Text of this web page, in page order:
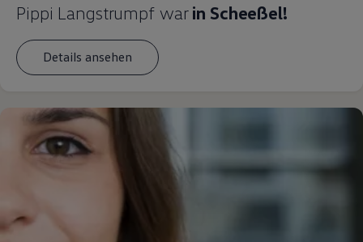
Pippi Langstrumpf warin Scheeßel!
Details ansehen